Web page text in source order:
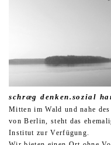
schræg denken.sozial
Mitten im Wald und nahe
von Berlin, steht das
Institut zur Verfügung.